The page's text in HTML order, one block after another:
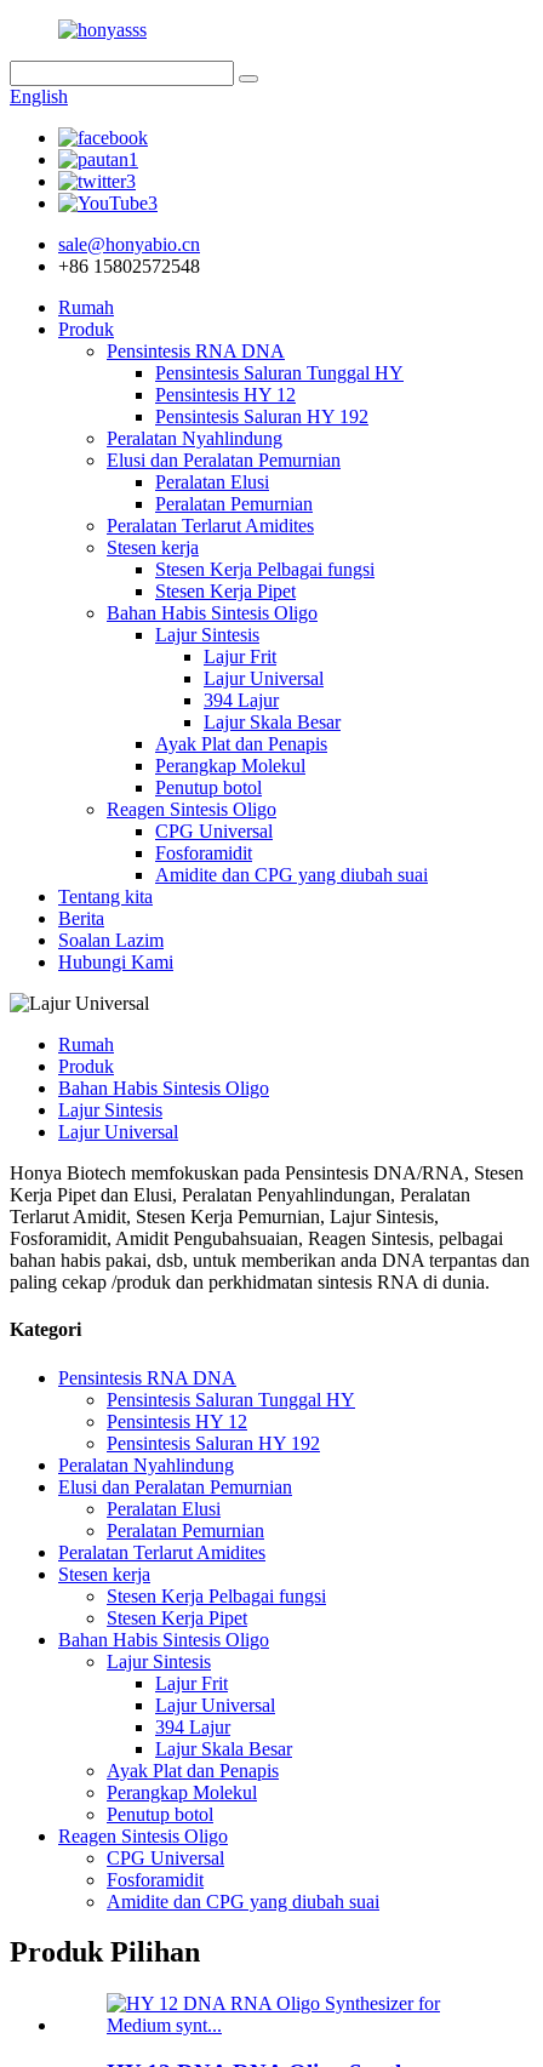
English
sale@honyabio.cn
+86 15802572548
Rumah
Produk
Pensintesis RNA DNA
Pensintesis Saluran Tunggal HY
Pensintesis HY 12
Pensintesis Saluran HY 192
Peralatan Nyahlindung
Elusi dan Peralatan Pemurnian
Peralatan Elusi
Peralatan Pemurnian
Peralatan Terlarut Amidites
Stesen kerja
Stesen Kerja Pelbagai fungsi
Stesen Kerja Pipet
Bahan Habis Sintesis Oligo
Lajur Sintesis
Lajur Frit
Lajur Universal
394 Lajur
Lajur Skala Besar
Ayak Plat dan Penapis
Perangkap Molekul
Penutup botol
Reagen Sintesis Oligo
CPG Universal
Fosforamidit
Amidite dan CPG yang diubah suai
Tentang kita
Berita
Soalan Lazim
Hubungi Kami
Rumah
Produk
Bahan Habis Sintesis Oligo
Lajur Sintesis
Lajur Universal
Honya Biotech memfokuskan pada Pensintesis DNA/RNA, Stesen
Kerja Pipet dan Elusi, Peralatan Penyahlindungan, Peralatan
Terlarut Amidit, Stesen Kerja Pemurnian, Lajur Sintesis,
Fosforamidit, Amidit Pengubahsuaian, Reagen Sintesis, pelbagai
bahan habis pakai, dsb, untuk memberikan anda DNA terpantas dan
paling cekap /produk dan perkhidmatan sintesis RNA di dunia.
Kategori
Pensintesis RNA DNA
Pensintesis Saluran Tunggal HY
Pensintesis HY 12
Pensintesis Saluran HY 192
Peralatan Nyahlindung
Elusi dan Peralatan Pemurnian
Peralatan Elusi
Peralatan Pemurnian
Peralatan Terlarut Amidites
Stesen kerja
Stesen Kerja Pelbagai fungsi
Stesen Kerja Pipet
Bahan Habis Sintesis Oligo
Lajur Sintesis
Lajur Frit
Lajur Universal
394 Lajur
Lajur Skala Besar
Ayak Plat dan Penapis
Perangkap Molekul
Penutup botol
Reagen Sintesis Oligo
CPG Universal
Fosforamidit
Amidite dan CPG yang diubah suai
Produk Pilihan